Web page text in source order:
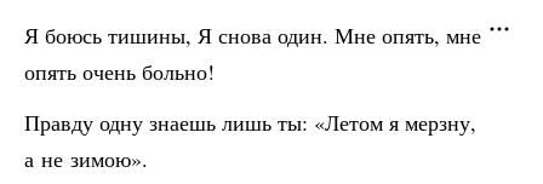
Я боюсь тишины, Я снова один. Мне опять, мне
опять очень больно!
Правду одну знаешь лишь ты: «Летом я мерзну,
а не зимою».